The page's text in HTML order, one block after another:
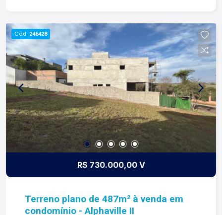
com nossos proprietários e clientes. Somos uma
imobiliária que equilibra a tradicionalidade com o
arrojo e a força comercial da atualidade. A Lago é
sua principal imobiliária em Ribeirão Preto!
Cód. 246428
R$ 730.000,00 V
Terreno plano de 487m² à venda em
condomínio - Alphaville II